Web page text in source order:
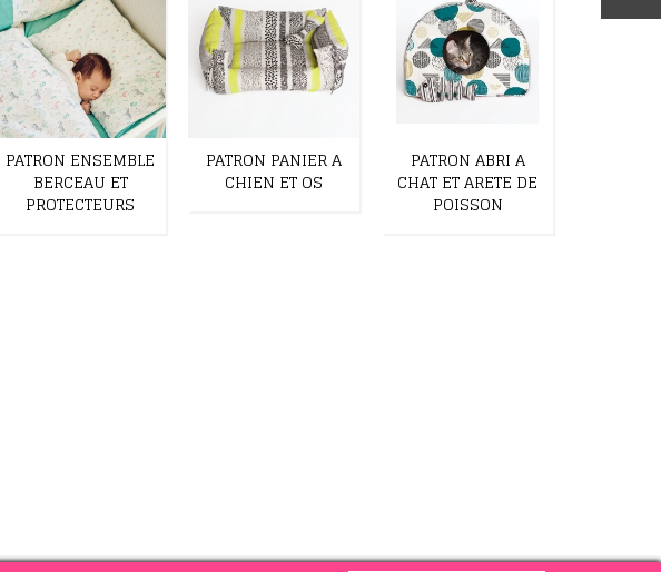
PATRON ENSEMBLE
BERCEAU ET
PROTECTEURS
PATRON PANIER A
CHIEN ET OS
PATRON ABRI A
CHAT ET ARETE DE
POISSON